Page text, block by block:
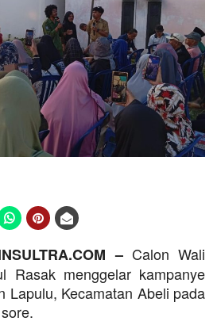
– Calon Wali
Rasak menggelar kampanye
Lapulu, Kecamatan Abeli pada